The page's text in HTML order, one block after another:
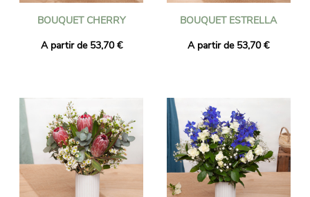
BOUQUET CHERRY
A partir de 53,70 €
BOUQUET ESTRELLA
A partir de 53,70 €